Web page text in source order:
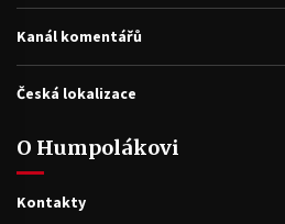
Kanál komentářů
Česká lokalizace
O Humpolákovi
Kontakty